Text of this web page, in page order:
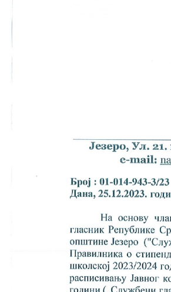
CIVILNA ZAŠTITA
KONTAKT